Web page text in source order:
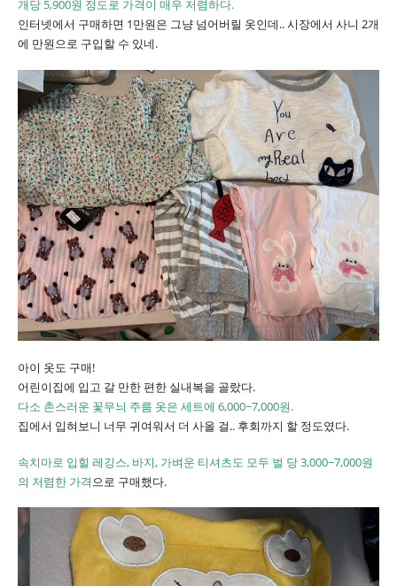
개당 5,900원 정도로 가격이 매우 저렴하다.
인터넷에서 구매하면 1만원은 그냥 넘어버릴 옷인데.. 시장에서 사니 2개
에 만원으로 구입할 수 있네.
아이 옷도 구매!
어린이집에 입고 갈 만한 편한 실내복을 골랐다.
다소 촌스러운 꽃무늬 주름 옷은 세트에 6,000~7,000원.
집에서 입혀보니 너무 귀여워서 더 사올 걸.. 후회까지 할 정도였다.
속치마로 입힐 레깅스, 바지, 가벼운 티셔츠도 모두 벌 당 3,000~7,000원
의 저렴한 가격 으로 구매했다.